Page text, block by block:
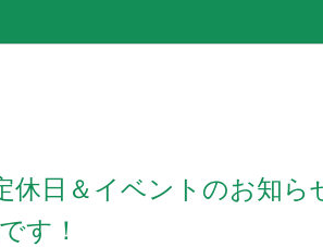
休日＆イベントのお知
す！